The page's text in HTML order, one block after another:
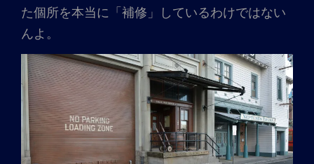
た個所を本当に「補修」しているわけではない
んよ。